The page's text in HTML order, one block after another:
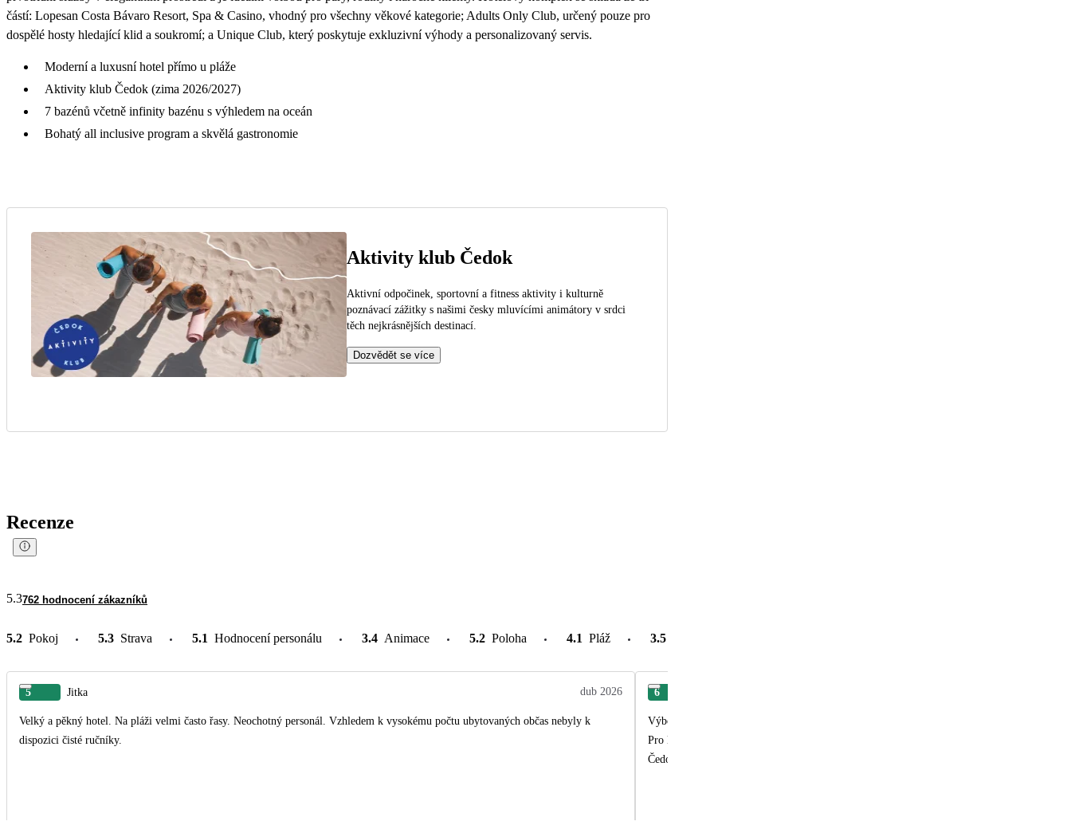
částí: Lopesan Costa Bávaro Resort, Spa & Casino, vhodný pro všechny věkové kategorie; Adults Only Club, určený pouze pro
dospělé hosty hledající klid a soukromí; a Unique Club, který poskytuje exkluzivní výhody a personalizovaný servis.
Moderní a luxusní hotel přímo u pláže
Aktivity klub Čedok (zima 2026/2027)
7 bazénů včetně infinity bazénu s výhledem na oceán
Bohatý all inclusive program a skvělá gastronomie
Aktivity klub Čedok
Aktivní odpočinek, sportovní a fitness aktivity i kulturně
poznávací zážitky s našimi česky mluvícími animátory v srdci
těch nejkrásnějších destinací.
Dozvědět se více
Recenze
5.3762 hodnocení zákazníků
5.2 Pokoj 5.3 Strava 5.1 Hodnocení personálu 3.4 Animace 5.2 Poloha 4.1 Pláž 3.5
5 Jitka dub 2026
Velký a pěkný hotel. Na pláži velmi často řasy. Neochotný personál. Vzhledem k vysokému počtu ubytovaných občas nebyly k
dispozici čisté ručníky.
6
Výborný odpočinkový týden. Krásné počasí, milí lidé. Hotel s maximálním pohodlím i přes
Pro lepší zážitek z pobytu nutno stáhnout aplikaci hotelu, ve které zjistíte kompletní služby
Čedoku za milou odpočinkovou dovolenou.